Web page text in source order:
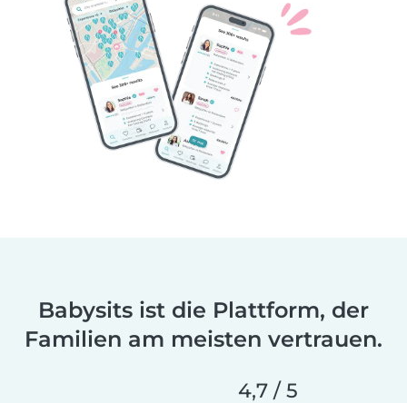
Babysits ist die Plattform, der
Familien am meisten vertrauen.
4,7 / 5